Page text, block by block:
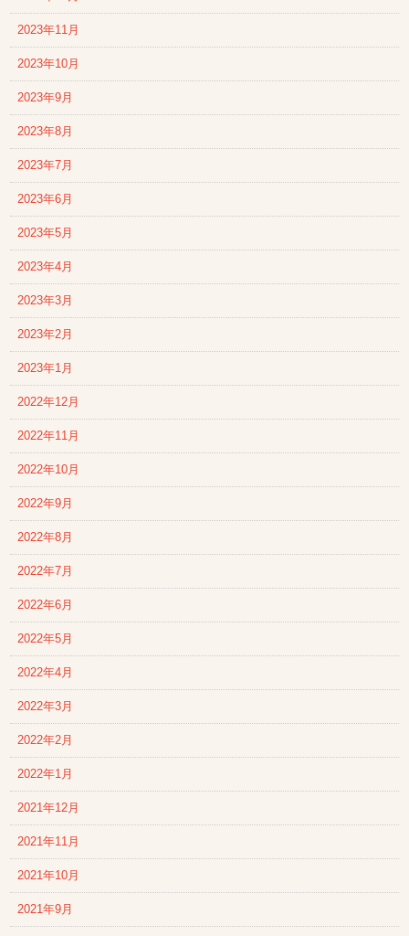
2023年11月
2023年10月
2023年9月
2023年8月
2023年7月
2023年6月
2023年5月
2023年4月
2023年3月
2023年2月
2023年1月
2022年12月
2022年11月
2022年10月
2022年9月
2022年8月
2022年7月
2022年6月
2022年5月
2022年4月
2022年3月
2022年2月
2022年1月
2021年12月
2021年11月
2021年10月
2021年9月